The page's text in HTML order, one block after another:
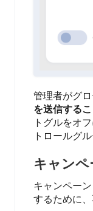
管理者がグ
を送信する
トグルをオ
トロールグ
キャン
キャンペー
するために